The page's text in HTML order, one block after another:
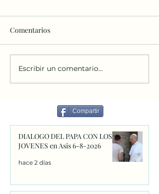
Personas extranjeras que
desean regularizar su
Comentarios
Escribir un comentario...
Compartir
DIALOGO DEL PAPA CON LOS
JOVENES en Asis 6-8-2026
hace 2 días